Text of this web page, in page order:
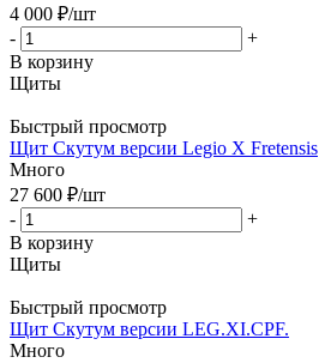
4 000 ₽/шт
-
+
В корзину
Щиты
Быстрый просмотр
Щит Скутум версии Legio X Fretensis
Много
27 600 ₽/шт
-
+
В корзину
Щиты
Быстрый просмотр
Щит Скутум версии LEG.XI.CPF.
Много